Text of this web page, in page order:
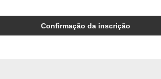
Confirmação da inscrição